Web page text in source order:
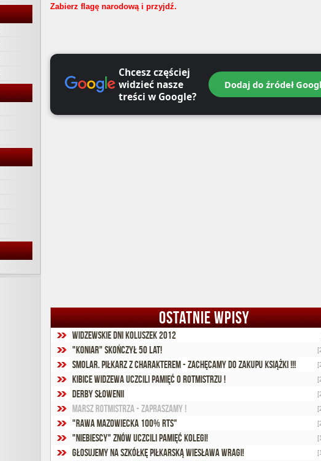
Zabierz flagę narodową i przyjdź.
Chcesz częściej
widzieć nasze
treści w Google?
Dodaj do źródeł
OSTATNIE WPISY
Widzewskie dni KOLUSZEK 2012
"Koniar" skończył 50 lat!
Smolar. Piłkarz z charakterem - zachęcamy do zakupu książki !!!
Kibice Widzewa uczcili pamięć o Rotmistrzu !
Derby Słowenii
MARSZ ROTMISTRZA - zapraszamy !
"Rawa Mazowiecka 100% RTS"
"Niebiescy" znów uczcili pamięć kolegi!
Głosujemy na szkółkę piłkarską Wiesława Wragi!